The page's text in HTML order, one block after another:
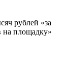
рублей «за
на площадку»